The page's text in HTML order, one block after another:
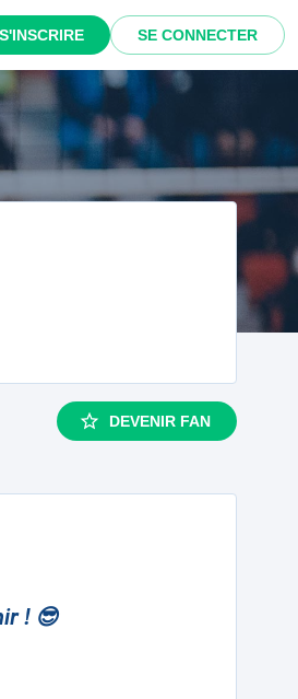
S'INSCRIRE SE CONNECTER
DEVENIR FAN
! 😎